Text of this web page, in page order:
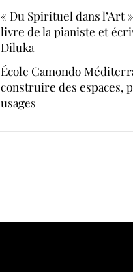
« Du Spirituel dans l’Art
livre de la pianiste et
Diluka
École Camondo
construire des espaces,
usages